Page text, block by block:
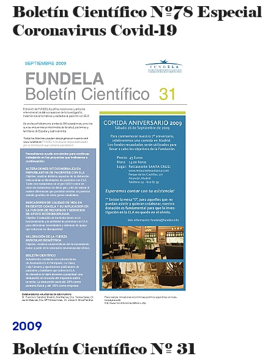
Boletín Científico Nº78 Especial
Coronavirus Covid-19
2009
Boletín Científico Nº 31